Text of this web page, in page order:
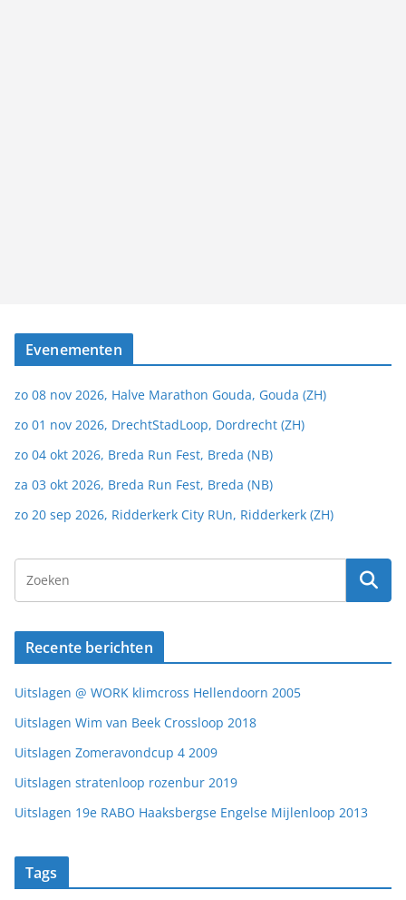
Evenementen
zo 08 nov 2026, Halve Marathon Gouda, Gouda (ZH)
zo 01 nov 2026, DrechtStadLoop, Dordrecht (ZH)
zo 04 okt 2026, Breda Run Fest, Breda (NB)
za 03 okt 2026, Breda Run Fest, Breda (NB)
zo 20 sep 2026, Ridderkerk City RUn, Ridderkerk (ZH)
Recente berichten
Uitslagen @ WORK klimcross Hellendoorn 2005
Uitslagen Wim van Beek Crossloop 2018
Uitslagen Zomeravondcup 4 2009
Uitslagen stratenloop rozenbur 2019
Uitslagen 19e RABO Haaksbergse Engelse Mijlenloop 2013
Tags